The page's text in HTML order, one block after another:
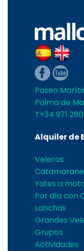
Paseo
Palma de
T+34 971
Alquiler de
Veleros
Yates a
Por día con
Lanchas
Grandes
Grupos
Actividades